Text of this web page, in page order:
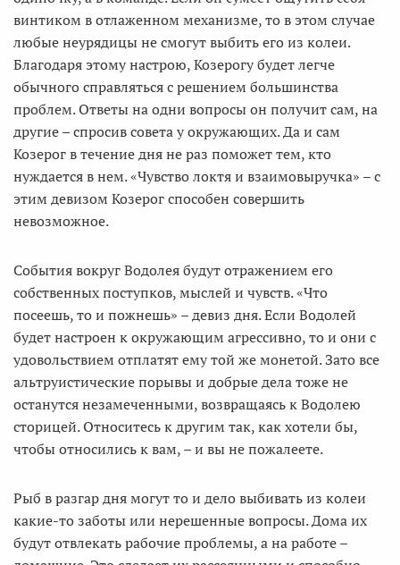
винтиком в отлаженном механизме, то в этом случае
любые неурядицы не смогут выбить его из колеи.
Благодаря этому настрою, Козерогу будет легче
обычного справляться с решением большинства
проблем. Ответы на одни вопросы он получит сам, на
другие – спросив совета у окружающих. Да и сам
Козерог в течение дня не раз поможет тем, кто
нуждается в нем. «Чувство локтя и взаимовыручка» – с
этим девизом Козерог способен совершить
невозможное.
События вокруг Водолея будут отражением его
собственных поступков, мыслей и чувств. «Что
посеешь, то и пожнешь» – девиз дня. Если Водолей
будет настроен к окружающим агрессивно, то и они с
удовольствием отплатят ему той же монетой. Зато все
альтруистические порывы и добрые дела тоже не
останутся незамеченными, возвращаясь к Водолею
сторицей. Относитесь к другим так, как хотели бы,
чтобы относились к вам, – и вы не пожалеете.
Рыб в разгар дня могут то и дело выбивать из колеи
какие-то заботы или нерешенные вопросы. Дома их
будут отвлекать рабочие проблемы, а на работе –